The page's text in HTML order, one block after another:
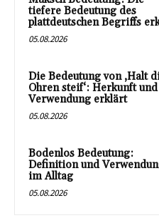
tiefere Bedeutung des
plattdeutschen Begriffs
05.08.2026
Die Bedeutung von ‚Halt
Ohren steif‘: Herkunft und
Verwendung erklärt
05.08.2026
Bodenlos Bedeutung:
Definition und
im Alltag
05.08.2026